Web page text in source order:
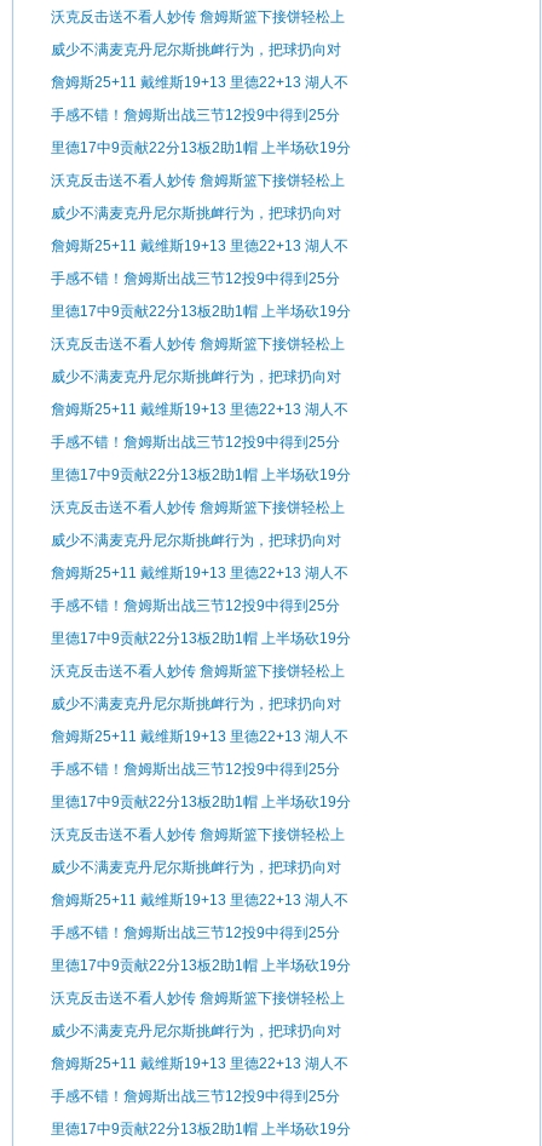
沃克反击送不看人妙传 詹姆斯篮下接饼轻松上
篮
威少不满麦克丹尼尔斯挑衅行为，把球扔向对
手
詹姆斯25+11 戴维斯19+13 里德22+13 湖人不
敌森林狼
手感不错！詹姆斯出战三节12投9中得到25分
11板3助1断
里德17中9贡献22分13板2助1帽 上半场砍19分
沃克反击送不看人妙传 詹姆斯篮下接饼轻松上
篮
威少不满麦克丹尼尔斯挑衅行为，把球扔向对
手
詹姆斯25+11 戴维斯19+13 里德22+13 湖人不
敌森林狼
手感不错！詹姆斯出战三节12投9中得到25分
11板3助1断
里德17中9贡献22分13板2助1帽 上半场砍19分
沃克反击送不看人妙传 詹姆斯篮下接饼轻松上
篮
威少不满麦克丹尼尔斯挑衅行为，把球扔向对
手
詹姆斯25+11 戴维斯19+13 里德22+13 湖人不
敌森林狼
手感不错！詹姆斯出战三节12投9中得到25分
11板3助1断
里德17中9贡献22分13板2助1帽 上半场砍19分
沃克反击送不看人妙传 詹姆斯篮下接饼轻松上
篮
威少不满麦克丹尼尔斯挑衅行为，把球扔向对
手
詹姆斯25+11 戴维斯19+13 里德22+13 湖人不
敌森林狼
手感不错！詹姆斯出战三节12投9中得到25分
11板3助1断
里德17中9贡献22分13板2助1帽 上半场砍19分
沃克反击送不看人妙传 詹姆斯篮下接饼轻松上
篮
威少不满麦克丹尼尔斯挑衅行为，把球扔向对
手
詹姆斯25+11 戴维斯19+13 里德22+13 湖人不
敌森林狼
手感不错！詹姆斯出战三节12投9中得到25分
11板3助1断
里德17中9贡献22分13板2助1帽 上半场砍19分
沃克反击送不看人妙传 詹姆斯篮下接饼轻松上
篮
威少不满麦克丹尼尔斯挑衅行为，把球扔向对
手
詹姆斯25+11 戴维斯19+13 里德22+13 湖人不
敌森林狼
手感不错！詹姆斯出战三节12投9中得到25分
11板3助1断
里德17中9贡献22分13板2助1帽 上半场砍19分
沃克反击送不看人妙传 詹姆斯篮下接饼轻松上
篮
威少不满麦克丹尼尔斯挑衅行为，把球扔向对
手
詹姆斯25+11 戴维斯19+13 里德22+13 湖人不
敌森林狼
手感不错！詹姆斯出战三节12投9中得到25分
11板3助1断
里德17中9贡献22分13板2助1帽 上半场砍19分